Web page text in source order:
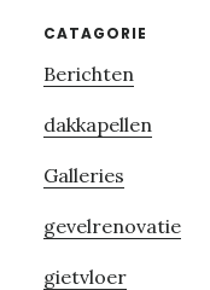
Primary
Sidebar
CATAGORIE
Berichten
dakkapellen
Galleries
gevelrenovatie
gietvloer